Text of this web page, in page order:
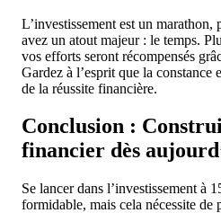
L’investissement est un
avez un atout majeur : le temps.
vos efforts seront récompensés
Gardez à l’esprit que la constance
de la réussite financière.
Conclusion :
financier dès
Se lancer dans l’investissement à
formidable, mais cela nécessite de